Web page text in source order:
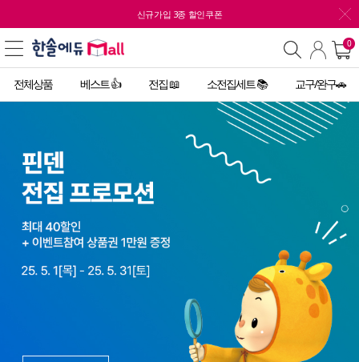
신규가입 3종 할인쿠폰
0
전체상품 베스트 👍 전집 📖 소전집세트 📚 교구/완구🚗